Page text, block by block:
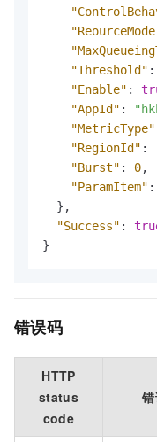
"Threshold" :
"Enable" :
"AppId" :
"MetricType"
"RegionId" :
"Burst" : 0,
"ParamItem" :
} ,
"Success" :
}
错误码
HTTP
status
code